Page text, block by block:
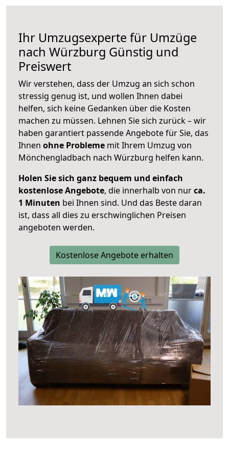
Ihr Umzugsexperte für Umzüge
nach Würzburg Günstig und
Preiswert
Wir verstehen, dass der Umzug an sich schon
stressig genug ist, und wollen Ihnen dabei
helfen, sich keine Gedanken über die Kosten
machen zu müssen. Lehnen Sie sich zurück – wir
haben garantiert passende Angebote für Sie, das
Ihnen ohne Probleme mit Ihrem Umzug von
Mönchengladbach nach Würzburg helfen kann.
Holen Sie sich ganz bequem und einfach
kostenlose Angebote, die innerhalb von nurca.
1 Minuten bei Ihnen sind. Und das Beste daran
ist, dass all dies zu erschwinglichen Preisen
angeboten werden.
Kostenlose Angebote erhalten